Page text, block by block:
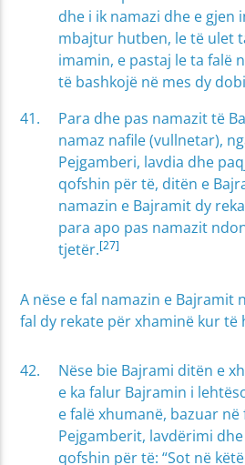
dhe i ik namazi dhe e gjen
mbajtur hutben, le të ulet
imamin, e pastaj le ta falë
të bashkojë në mes dy
Para dhe pas namazit të
namaz nafile (vullnetar),
Pejgamberi, lavdia dhe
qofshin për të, ditën e
namazin e Bajramit dy
para apo pas namazit
tjetër.[27]
A nëse e fal namazin e Bajramit
fal dy rekate për xhaminë kur të
Nëse bie Bajrami ditën e
e ka falur Bajramin i
e falë xhumanë, bazuar në
Pejgamberit, lavdërimi
qofshin për të: “Sot në